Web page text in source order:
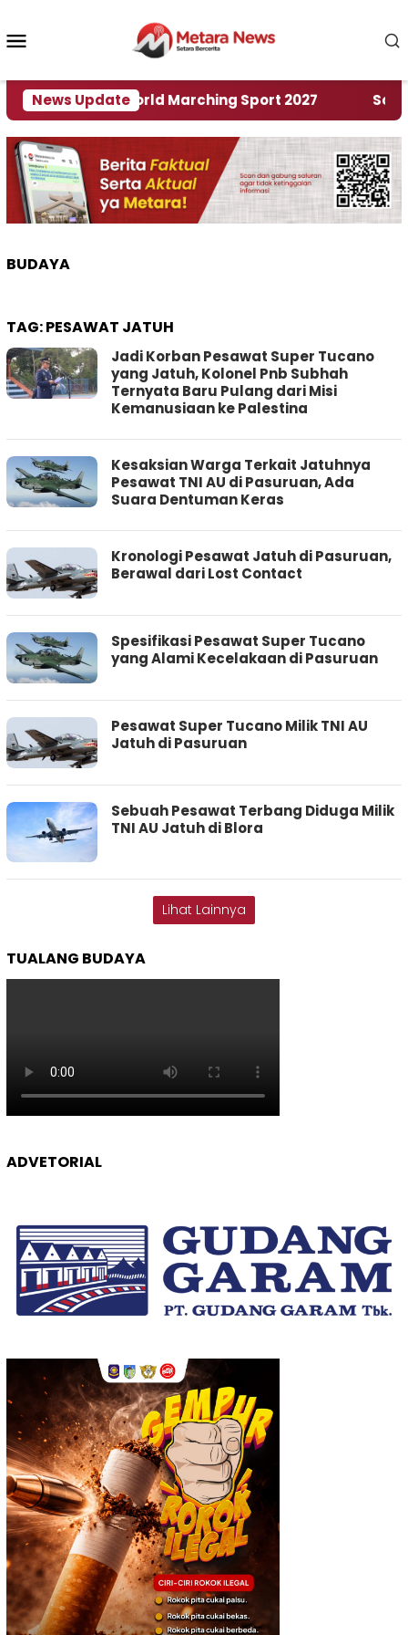
konten
News Update
Rumah World Marching Sport 2027 ‎Soal
BUDAYA
TAG:PESAWAT JATUH
Jadi Korban Pesawat Super Tucano
yang Jatuh, Kolonel Pnb Subhah
Ternyata Baru Pulang dari Misi
Kemanusiaan ke Palestina
Kesaksian Warga Terkait Jatuhnya
Pesawat TNI AU di Pasuruan, Ada
Suara Dentuman Keras
Kronologi Pesawat Jatuh di Pasuruan,
Berawal dari Lost Contact
Spesifikasi Pesawat Super Tucano
yang Alami Kecelakaan di Pasuruan
Pesawat Super Tucano Milik TNI AU
Jatuh di Pasuruan
Sebuah Pesawat Terbang Diduga Milik
TNI AU Jatuh di Blora
Lihat Lainnya
TUALANG BUDAYA
ADVETORIAL